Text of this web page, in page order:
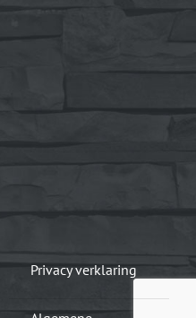
Privacy verklaring